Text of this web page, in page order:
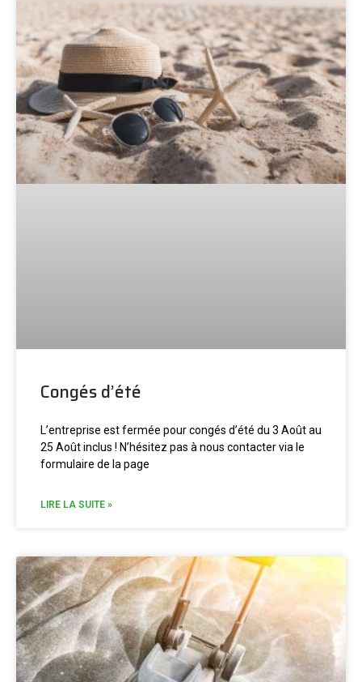
Congés d’été
L’entreprise est fermée pour congés d’été du 3 Août au
25 Août inclus ! N’hésitez pas à nous contacter via le
formulaire de la page
LIRE LA SUITE »